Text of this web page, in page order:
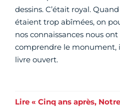
dessins. C’était royal.
étaient trop abîmées, on
nos connaissances nous
comprendre le monument,
livre ouvert.
Lire « Cinq ans après,